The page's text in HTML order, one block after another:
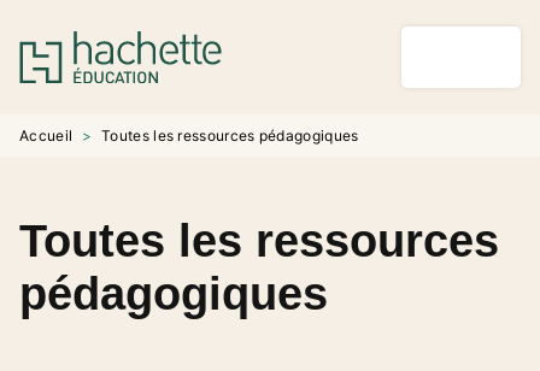
MENU RECHERCHE
PIED DE PAGE
Accueil > Toutes les ressources pédagogiques
Toutes les ressources
pédagogiques